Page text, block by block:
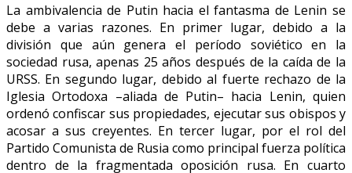
La ambivalencia de Putin hacia el fantasma de Lenin se
debe a varias razones. En primer lugar, debido a la
división que aún genera el período soviético en la
sociedad rusa, apenas 25 años después de la caída de la
URSS. En segundo lugar, debido al fuerte rechazo de la
Iglesia Ortodoxa –aliada de Putin– hacia Lenin, quien
ordenó confiscar sus propiedades, ejecutar sus obispos y
acosar a sus creyentes. En tercer lugar, por el rol del
Partido Comunista de Rusia como principal fuerza política
dentro de la fragmentada oposición rusa. En cuarto